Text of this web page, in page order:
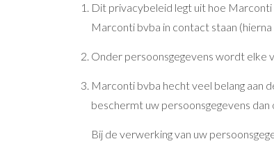
Dit privacybeleid legt uit hoe Marconti
Marconti bvba in contact staan (hierna
Onder persoonsgegevens wordt elke
Marconti bvba hecht veel belang aan
beschermt uw persoonsgegevens
Bij de verwerking van uw